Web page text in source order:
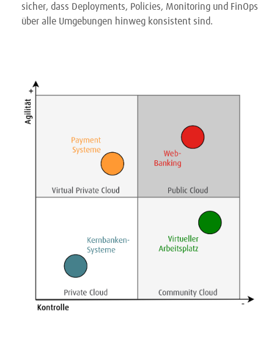
sicher, dass Deployments, Policies, Monitoring und FinOps
über alle Umgebungen hinweg konsistent sind.